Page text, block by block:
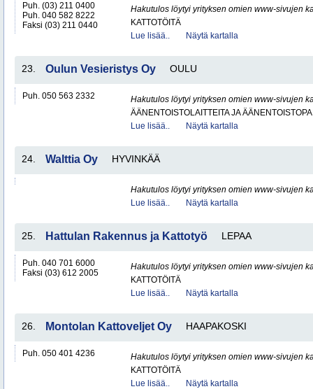
Puh. (03) 211 0400
Puh. 040 582 8222
Faksi (03) 211 0440
Hakutulos löytyi yrityksen omien www-sivujen
KATTOTÖITÄ
Lue lisää..
Näytä kartalla
23. Oulun Vesieristys Oy OULU
Puh. 050 563 2332
Hakutulos löytyi yrityksen omien www-sivujen
ÄÄNENTOISTOLAITTEITA JA
Lue lisää..
Näytä kartalla
24. Walttia Oy HYVINKÄÄ
Hakutulos löytyi yrityksen omien www-sivujen
Lue lisää..
Näytä kartalla
25. Hattulan Rakennus ja Kattotyö LEPAA
Puh. 040 701 6000
Faksi (03) 612 2005
Hakutulos löytyi yrityksen omien www-sivujen
KATTOTÖITÄ
Lue lisää..
Näytä kartalla
26. Montolan Kattoveljet Oy HAAPAKOSKI
Puh. 050 401 4236
Hakutulos löytyi yrityksen omien www-sivujen
KATTOTÖITÄ
Lue lisää..
Näytä kartalla